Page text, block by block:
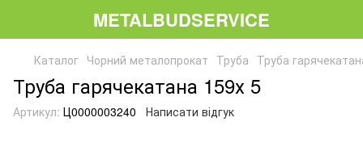
METALBUDSERVICE
Каталог Чорний металопрокат Труба Труба
Труба гарячекатана 159х 5
Артикул: Ц0000003240 Написати відгук